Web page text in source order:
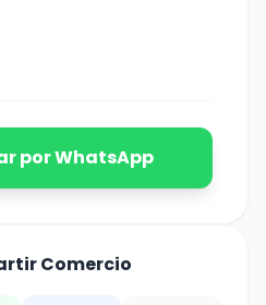
por WhatsApp
Comercio